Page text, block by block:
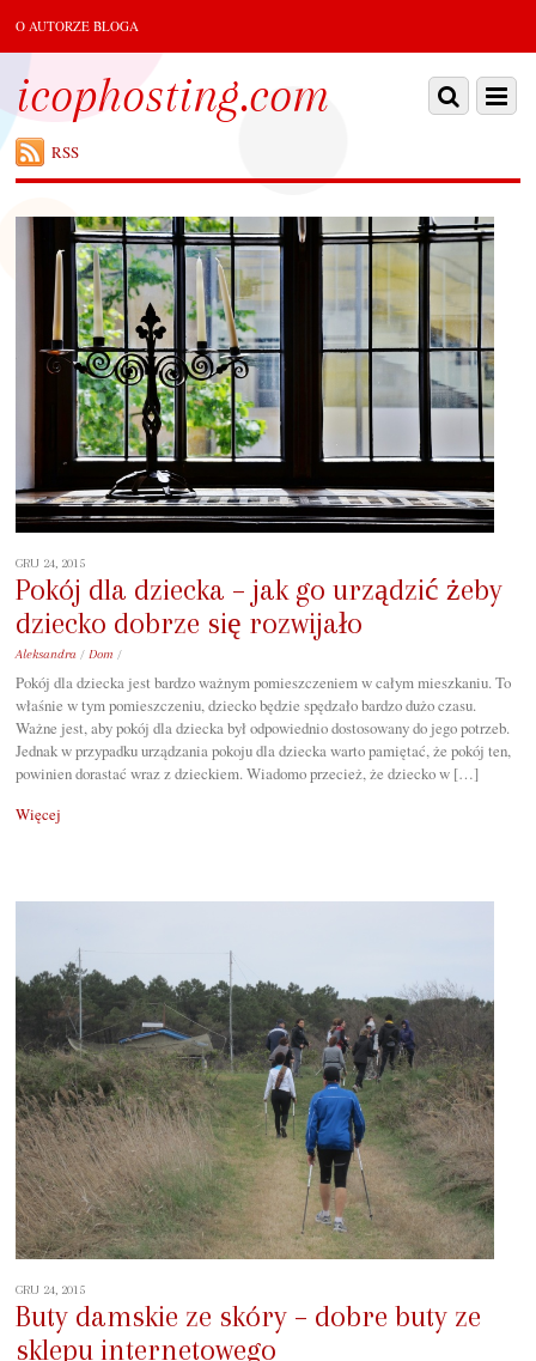
O AUTORZE BLOGA
icophosting.com
RSS
GRU 24, 2015
Pokój dla dziecka – jak go urządzić żeby
dziecko dobrze się rozwijało
Aleksandra / Dom /
Pokój dla dziecka jest bardzo ważnym pomieszczeniem w całym mieszkaniu. To
właśnie w tym pomieszczeniu, dziecko będzie spędzało bardzo dużo czasu.
Ważne jest, aby pokój dla dziecka był odpowiednio dostosowany do jego potrzeb.
Jednak w przypadku urządzania pokoju dla dziecka warto pamiętać, że pokój ten,
powinien dorastać wraz z dzieckiem. Wiadomo przecież, że dziecko w […]
Więcej
GRU 24, 2015
Buty damskie ze skóry – dobre buty ze
sklepu internetowego